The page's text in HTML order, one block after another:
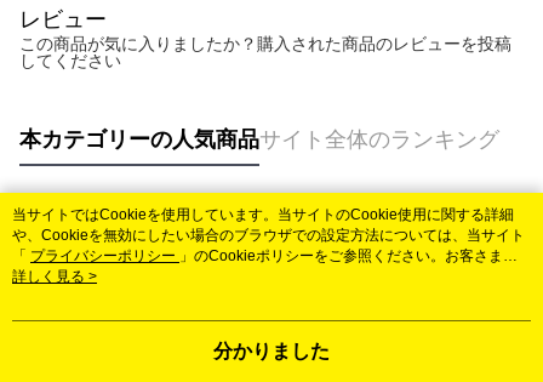
二、支払い限度額
1.初回 AFTEEを ご利用の際に、認証結果及び当社の審査の結果に基づ
き、限度額が設定されます。
三、利用規約「AFTEE代金後払い」（以下当サービスという）はネットプ
の氏名、電話番号、受取人の氏名、電話番号、受取人住所を含むがこれに
限らない）は、AFTEEに渡され当サービスで必要な範囲内で利用されま
す。AFTEEの個人情報の収集、処理、利用について、詳細はAFTEE公式ホ
ームページの『個人情報の収集、処理及び利用に関する声明』をご参照く
AFTEEの初回ご利用の際に、審査を通過すれば、最高額がNT$10,000にな
レビュー
この商品が気に入りましたか？購入された商品のレビューを投稿
してください
本カテゴリーの人気商品サイト全体のランキング
人気タグ
当サイトではCookieを使用しています。当サイトのCookie使用に関する詳細
や、Cookieを無効にしたい場合のブラウザでの設定方法については、当サイト
「 プライバシーポリシー 」のCookieポリシーをご参照ください。お客さま
が、当サイトを引き続き使用される場合、当社がサイト利用規約のCookieポリ
詳しく見る >
分かりました